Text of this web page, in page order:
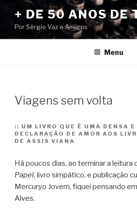
conteúdo
+ DE 50 ANOS DE
Por Sérgio Vaz e Amigos
Menu
Viagens sem volta
:: UM LIVRO QUE É UMA DENSA
DECLARAÇÃO DE AMOR AOS
DE ASSIS VIANA
Há poucos dias, ao terminar a leitura
Papel, livro simpático, e publicação
Mercuryo Jovem, fiquei pensando
Alves.